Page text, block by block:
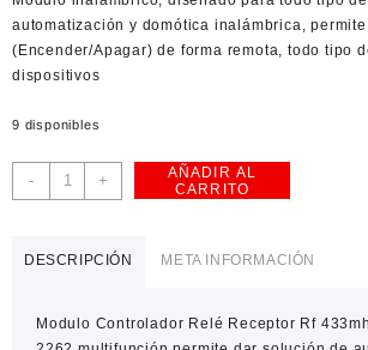
automatización y domótica inalámbrica,
(Encender/Apagar) de forma remota, todo tipo
dispositivos
9 disponibles
-
Modulo
Controlador
Receptor
110v
+
AÑADIR AL
CARRITO
DESCRIPCIÓN META INFORMACIÓN
Modulo Controlador Relé Receptor Rf